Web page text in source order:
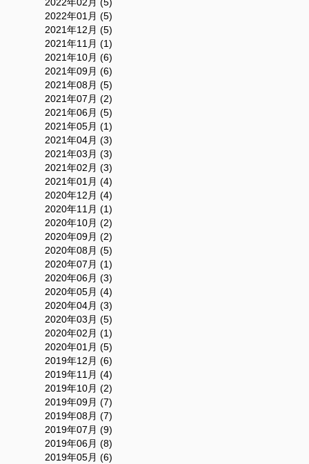
2022年01月 (5)
2021年12月 (5)
2021年11月 (1)
2021年10月 (6)
2021年09月 (6)
2021年08月 (5)
2021年07月 (2)
2021年06月 (5)
2021年05月 (1)
2021年04月 (3)
2021年03月 (3)
2021年02月 (3)
2021年01月 (4)
2020年12月 (4)
2020年11月 (1)
2020年10月 (2)
2020年09月 (2)
2020年08月 (5)
2020年07月 (1)
2020年06月 (3)
2020年05月 (4)
2020年04月 (3)
2020年03月 (5)
2020年02月 (1)
2020年01月 (5)
2019年12月 (6)
2019年11月 (4)
2019年10月 (2)
2019年09月 (7)
2019年08月 (7)
2019年07月 (9)
2019年06月 (8)
2019年05月 (6)